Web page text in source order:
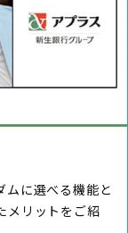
ムに選べる機能と
メリットをご紹